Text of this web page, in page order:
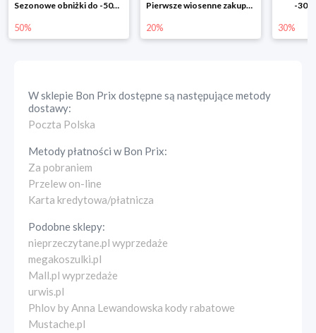
Pierwsze wiosenne zakupy -20%
20%
-30% na wszystko!!
30%
-40%
40%
W sklepie Bon Prix dostępne są następujące metody
dostawy:
Poczta Polska
Metody płatności wBon Prix:
Za pobraniem
Przelew on-line
Karta kredytowa/płatnicza
Podobne sklepy:
nieprzeczytane.pl wyprzedaże
megakoszulki.pl
Mall.pl wyprzedaże
urwis.pl
Phlov by Anna Lewandowska kody rabatowe
Mustache.pl